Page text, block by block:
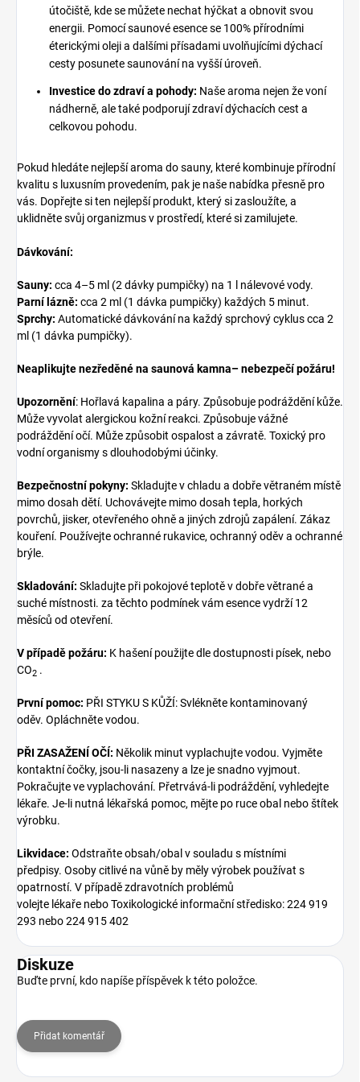
útočiště, kde se můžete nechat hýčkat a obnovit svou
energii. Pomocí saunové esence se 100% přírodními
éterickými oleji a dalšími přísadami uvolňujícími dýchací
cesty posunete saunování na vyšší úroveň.
Investice do zdraví a pohody: Naše aroma nejen že voní
nádherně, ale také podporují zdraví dýchacích cest a
celkovou pohodu.
Pokud hledáte nejlepší aroma do sauny, které kombinuje přírodní
kvalitu s luxusním provedením, pak je naše nabídka přesně pro
vás. Dopřejte si ten nejlepší produkt, který si zasloužíte, a
uklidněte svůj organizmus v prostředí, které si zamilujete.
Dávkování:
Sauny: cca 4–5 ml (2 dávky pumpičky) na 1 l nálevové vody.
Parní lázně: cca 2 ml (1 dávka pumpičky) každých 5 minut.
Sprchy: Automatické dávkování na každý sprchový cyklus cca 2
ml (1 dávka pumpičky).
Neaplikujte nezředěné na saunová kamna– nebezpečí požáru!
Upozornění: Hořlavá kapalina a páry. Způsobuje podráždění kůže.
Může vyvolat alergickou kožní reakci. Způsobuje vážné
podráždění očí. Může způsobit ospalost a závratě. Toxický pro
vodní organismy s dlouhodobými účinky.
Bezpečnostní pokyny: Skladujte v chladu a dobře větraném místě
mimo dosah dětí. Uchovávejte mimo dosah tepla, horkých
povrchů, jisker, otevřeného ohně a jiných zdrojů zapálení. Zákaz
kouření. Používejte ochranné rukavice, ochranný oděv a ochranné
brýle.
Skladování: Skladujte při pokojové teplotě v dobře větrané a
suché místnosti. za těchto podmínek vám esence vydrží 12
měsíců od otevření.
V případě požáru: K hašení použijte dle dostupnosti písek, nebo
CO2 .
První pomoc: PŘI STYKU S KŮŽÍ: Svlékněte kontaminovaný
oděv. Opláchněte vodou.
PŘI ZASAŽENÍ OČÍ: Několik minut vyplachujte vodou. Vyjměte
kontaktní čočky, jsou-li nasazeny a lze je snadno vyjmout.
Pokračujte ve vyplachování. Přetrvává-li podráždění, vyhledejte
lékaře. Je-li nutná lékařská pomoc, mějte po ruce obal nebo štítek
výrobku.
Likvidace: Odstraňte obsah/obal v souladu s místními
předpisy. Osoby citlivé na vůně by měly výrobek používat s
opatrností. V případě zdravotních problémů
volejte lékaře nebo Toxikologické informační středisko: 224 919
293 nebo 224 915 402
Diskuze
Buďte první, kdo napíše příspěvek k této položce.
Přidat komentář